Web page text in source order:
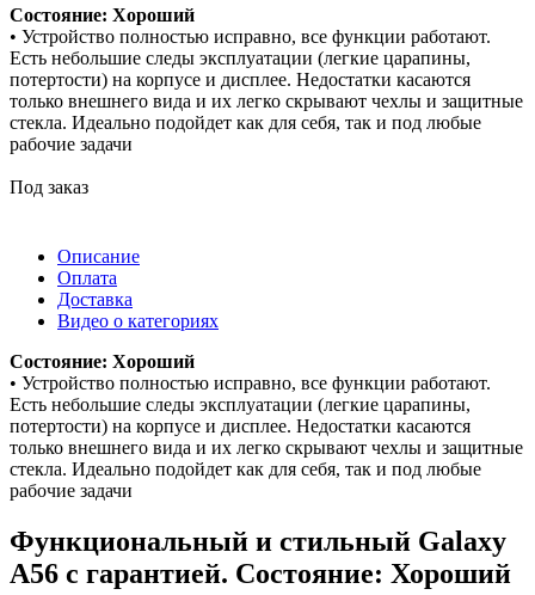
Состояние: Хороший
• Устройство полностью исправно, все функции работают.
Есть небольшие следы эксплуатации (легкие царапины,
потертости) на корпусе и дисплее. Недостатки касаются
только внешнего вида и их легко скрывают чехлы и защитные
стекла. Идеально подойдет как для себя, так и под любые
рабочие задачи
Под заказ
Описание
Оплата
Доставка
Видео о категориях
Состояние: Хороший
• Устройство полностью исправно, все функции работают.
Есть небольшие следы эксплуатации (легкие царапины,
потертости) на корпусе и дисплее. Недостатки касаются
только внешнего вида и их легко скрывают чехлы и защитные
стекла. Идеально подойдет как для себя, так и под любые
рабочие задачи
Функциональный и стильный Galaxy
A56 с гарантией. Состояние: Хороший